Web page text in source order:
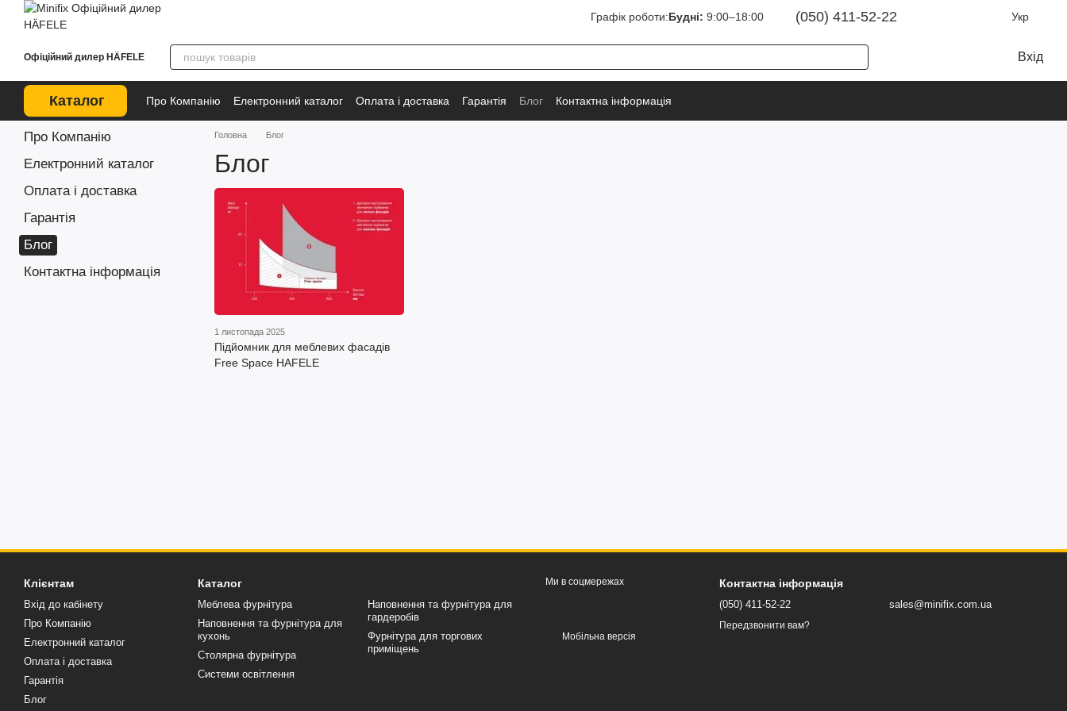
Перейти до основного контенту Графік роботи:Будні: 9:00–18:00 (050) 411-52-22 Укр
Офіційний дилер HÄFELE Вхід
Каталог Про Компанію Електронний каталог Оплата і доставка Гарантія Блог Контактна інформація
Головна Блог
Блог
1 листопада 2025
Підйомник для меблевих фасадів
Free Space HAFELE
Про Компанію
Електронний каталог
Оплата і доставка
Гарантія
Блог
Контактна інформація
Клієнтам
Вхід до кабінету
Про Компанію
Електронний каталог
Оплата і доставка
Гарантія
Блог
Каталог
Меблева фурнітура
Наповнення та фурнітура для
кухонь
Столярна фурнітура
Системи освітлення
Наповнення та фурнітура для
гардеробів
Фурнітура для торгових
приміщень
Ми в соцмережах
Мобільна версія
Контактна інформація
(050) 411-52-22
Передзвонити вам?
sales@minifix.com.ua